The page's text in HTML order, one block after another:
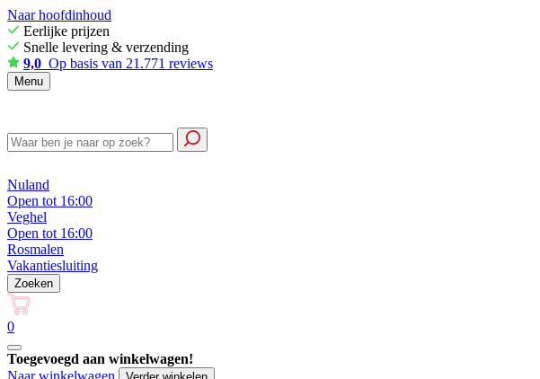
Naar hoofdinhoud
Eerlijke prijzen
Snelle levering & verzending
9,0 Op basis van 21.771 reviews
Menu
Nuland
Open tot 16:00
Veghel
Open tot 16:00
Rosmalen
Vakantiesluiting
Zoeken
0
Toegevoegd aan winkelwagen!
Naar winkelwagen